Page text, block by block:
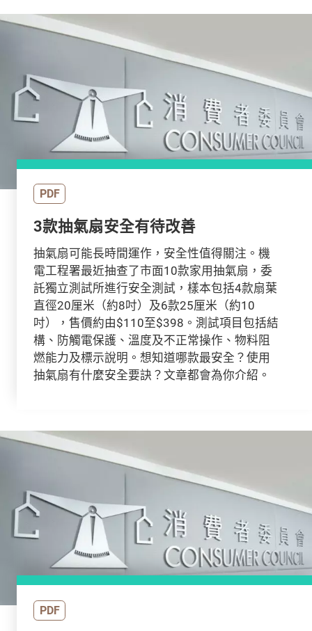
PDF
3款抽氣扇安全有待改善
抽氣扇可能長時間運作，安全性值得關注。機
電工程署最近抽查了市面10款家用抽氣扇，委
託獨立測試所進行安全測試，樣本包括4款扇葉
直徑20厘米（約8吋）及6款25厘米（約10
吋），售價約由$110至$398。測試項目包括結
構、防觸電保護、溫度及不正常操作、物料阻
燃能力及標示說明。想知道哪款最安全？使用
抽氣扇有什麼安全要訣？文章都會為你介紹。
PDF